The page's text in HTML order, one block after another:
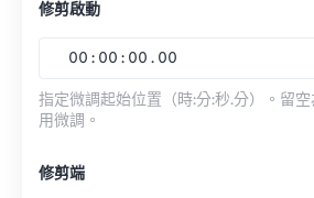
修剪啟動
00 : 00 : 00 . 00
指定微調起始位置（時:分:秒.分）。留
用微調。
修剪端